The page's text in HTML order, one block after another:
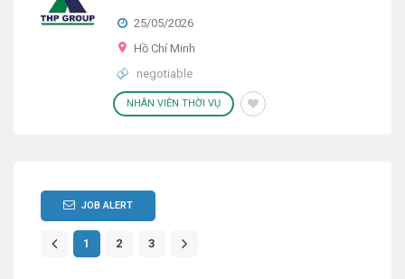
25/05/2026
Hồ Chí Minh
negotiable
NHÂN VIÊN THỜI VỤ
JOB ALERT
1 2 3